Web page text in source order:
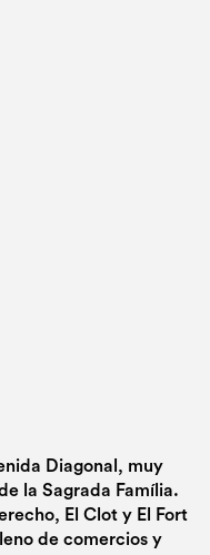
Diagonal, muy
la Sagrada Família.
El Clot y El Fort
de comercios y